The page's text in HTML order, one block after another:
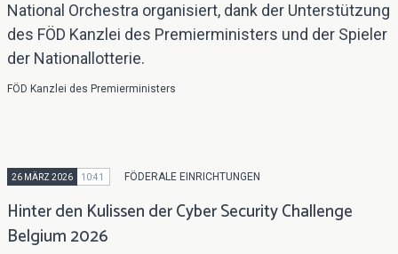
National Orchestra organisiert, dank der Unterstützung
des FÖD Kanzlei des Premierministers und der Spieler
der Nationallotterie.
FÖD Kanzlei des Premierministers
26 MÄRZ 2026 10:41 FÖDERALE EINRICHTUNGEN
Hinter den Kulissen der Cyber Security Challenge
Belgium 2026